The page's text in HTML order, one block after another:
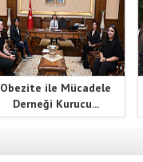
Obezite ile Mücadele
Derneği Kurucu...